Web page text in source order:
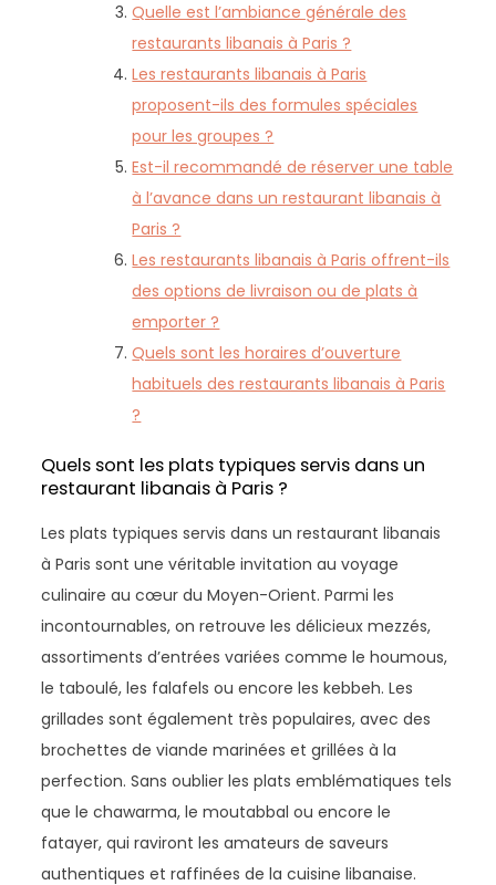
Quelle est l’ambiance générale des
restaurants libanais à Paris ?
Les restaurants libanais à Paris
proposent-ils des formules spéciales
pour les groupes ?
Est-il recommandé de réserver une table
à l’avance dans un restaurant libanais à
Paris ?
Les restaurants libanais à Paris offrent-ils
des options de livraison ou de plats à
emporter ?
Quels sont les horaires d’ouverture
habituels des restaurants libanais à Paris
?
Quels sont les plats typiques servis dans un
restaurant libanais à Paris ?
Les plats typiques servis dans un restaurant libanais
à Paris sont une véritable invitation au voyage
culinaire au cœur du Moyen-Orient. Parmi les
incontournables, on retrouve les délicieux mezzés,
assortiments d’entrées variées comme le houmous,
le taboulé, les falafels ou encore les kebbeh. Les
grillades sont également très populaires, avec des
brochettes de viande marinées et grillées à la
perfection. Sans oublier les plats emblématiques tels
que le chawarma, le moutabbal ou encore le
fatayer, qui raviront les amateurs de saveurs
authentiques et raffinées de la cuisine libanaise.